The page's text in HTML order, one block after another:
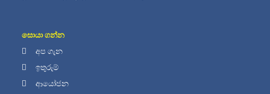
සොයා ගන්න
අප ගැන
ඉතුරුම්
ආයෝජන